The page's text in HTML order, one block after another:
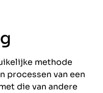
methode
processen van een
die van andere